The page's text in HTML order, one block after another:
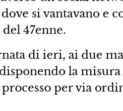
si vantavano e
47enne.
di ieri, ai due
disponendo la
processo per via